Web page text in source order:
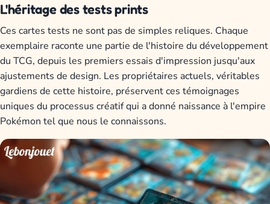
L'héritage des tests prints
Ces cartes tests ne sont pas de simples reliques. Chaque
exemplaire raconte une partie de l'histoire du développement
du TCG, depuis les premiers essais d'impression jusqu'aux
ajustements de design. Les propriétaires actuels, véritables
gardiens de cette histoire, préservent ces témoignages
uniques du processus créatif qui a donné naissance à l'empire
Pokémon tel que nous le connaissons.